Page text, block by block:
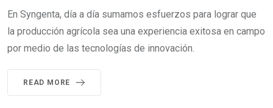
En Syngenta, día a día sumamos esfuerzos para lograr que
la producción agrícola sea una experiencia exitosa en campo
por medio de las tecnologías de innovación.
READ MORE